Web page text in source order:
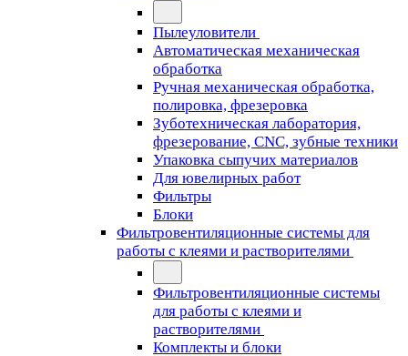
Пылеуловители
Автоматическая механическая
обработка
Ручная механическая обработка,
полировка, фрезеровка
Зуботехническая лаборатория,
фрезерование, CNC, зубные техники
Упаковка сыпучих материалов
Для ювелирных работ
Фильтры
Блоки
Фильтровентиляционные системы для
работы с клеями и растворителями
Фильтровентиляционные системы
для работы с клеями и
растворителями
Комплекты и блоки